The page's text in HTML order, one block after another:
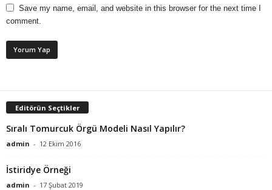
Save my name, email, and website in this browser for the next time I
comment.
Editörün Seçtikler
Sıralı Tomurcuk Örgü Modeli Nasıl Yapılır?
admin - 12 Ekim 2016
İstiridye Örneği
admin - 17 Şubat 2019